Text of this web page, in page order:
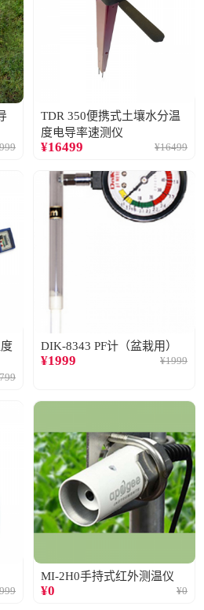
TDR 350便携式土壤水分温
度电导率速测仪
¥16499 ¥16499
DIK-8343 PF计（盆栽用）
¥1999 ¥1999
MI-2H0手持式红外测温仪
¥0 ¥0